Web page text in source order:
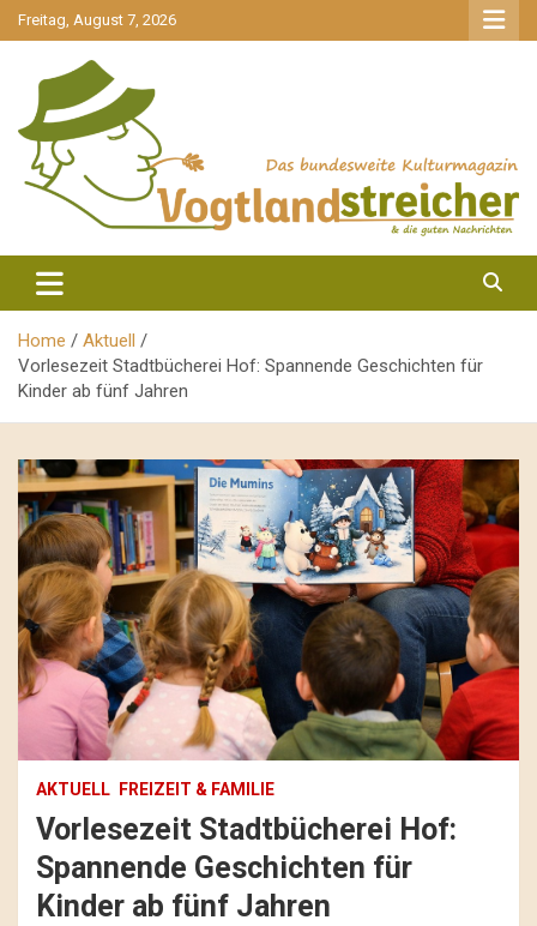
gehe
zum
Freitag, August 7, 2026
Vogtlandstreicher
Home
Aktuell
Vorlesezeit Stadtbücherei Hof: Spannende Geschichten für
Kinder ab fünf Jahren
AKTUELL FREIZEIT & FAMILIE
Vorlesezeit Stadtbücherei Hof:
Spannende Geschichten für
Kinder ab fünf Jahren